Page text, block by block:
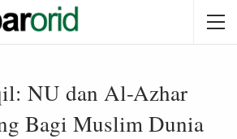
NU dan Al-Azhar
Bagi Muslim Dunia